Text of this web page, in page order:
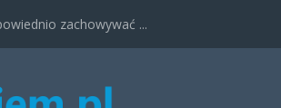
zachowywać ...